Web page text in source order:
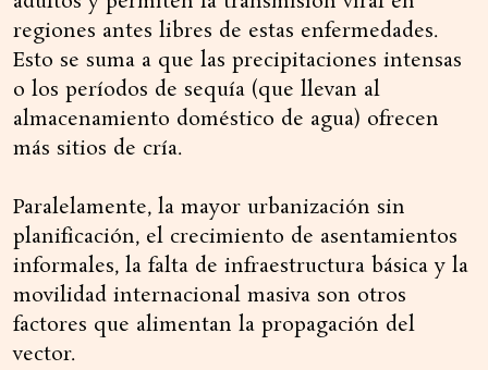
regiones antes libres de estas enfermedades.
Esto se suma a que las precipitaciones intensas
o los períodos de sequía (que llevan al
almacenamiento doméstico de agua) ofrecen
más sitios de cría.
Paralelamente, la mayor urbanización sin
planificación, el crecimiento de asentamientos
informales, la falta de infraestructura básica y la
movilidad internacional masiva son otros
factores que alimentan la propagación del
vector.